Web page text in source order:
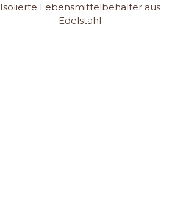
Isolierte Lebensmittelbehälter aus
Edelstahl